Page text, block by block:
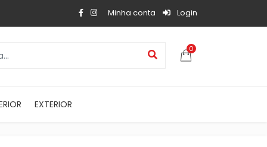
Minha conta Login
0
EXTERIOR